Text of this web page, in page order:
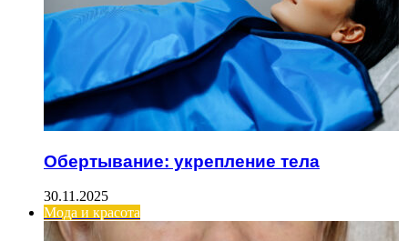
Обертывание: укрепление тела
30.11.2025
Мода и красота